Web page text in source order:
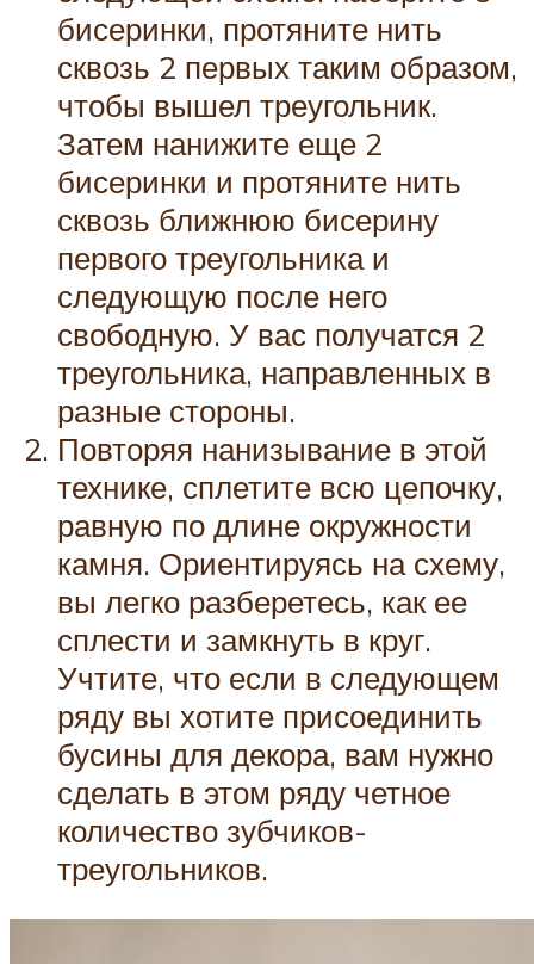
бисеринки, протяните нить
сквозь 2 первых таким образом,
чтобы вышел треугольник.
Затем нанижите еще 2
бисеринки и протяните нить
сквозь ближнюю бисерину
первого треугольника и
следующую после него
свободную. У вас получатся 2
треугольника, направленных в
разные стороны.
Повторяя нанизывание в этой
технике, сплетите всю цепочку,
равную по длине окружности
камня. Ориентируясь на схему,
вы легко разберетесь, как ее
сплести и замкнуть в круг.
Учтите, что если в следующем
ряду вы хотите присоединить
бусины для декора, вам нужно
сделать в этом ряду четное
количество зубчиков-
треугольников.